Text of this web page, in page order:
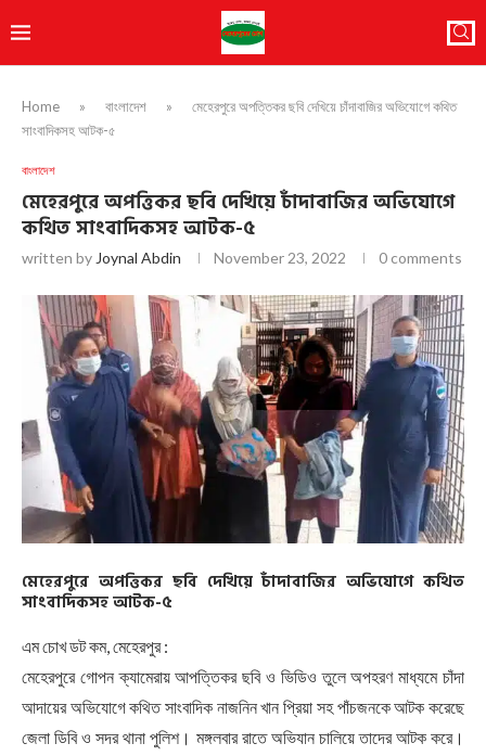
Home » বাংলাদেশ »
মেহেরপুরে অপত্তিকর ছবি দেখিয়ে চাঁদাবাজির অভিযোগে কথিত
সাংবাদিকসহ আটক-৫
বাংলাদেশ
মেহেরপুরে অপত্তিকর ছবি দেখিয়ে চাঁদাবাজির অভিযোগে
কথিত সাংবাদিকসহ আটক-৫
written by Joynal Abdin November 23, 2022 0 comments
মেহেরপুরে অপত্তিকর ছবি দেখিয়ে চাঁদাবাজির অভিযোগে কথিত
সাংবাদিকসহ আটক-৫
এম চোখ ডট কম, মেহেরপুর :
মেহেরপুরে গোপন ক্যামেরায় আপত্তিকর ছবি ও ভিডিও তুলে অপহরণ মাধ্যমে চাঁদা
আদায়ের অভিযোগে কথিত সাংবাদিক নাজনিন খান প্রিয়া সহ পাঁচজনকে আটক করেছে
জেলা ডিবি ও সদর থানা পুলিশ। মঙ্গলবার রাতে অভিযান চালিয়ে তাদের আটক করে।